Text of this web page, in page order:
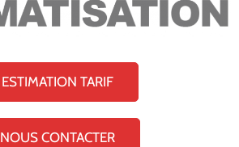
ESTIMATION TARIF
NOUS CONTACTER